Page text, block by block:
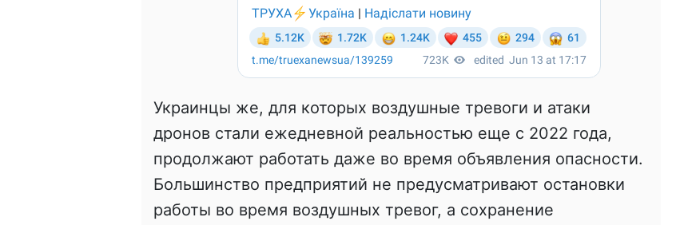
Украинцы же, для которых воздушные тревоги и атаки
дронов стали ежедневной реальностью еще с 2022 года,
продолжают работать даже во время объявления опасности.
Большинство предприятий не предусматривают остановки
работы во время воздушных тревог, а сохранение